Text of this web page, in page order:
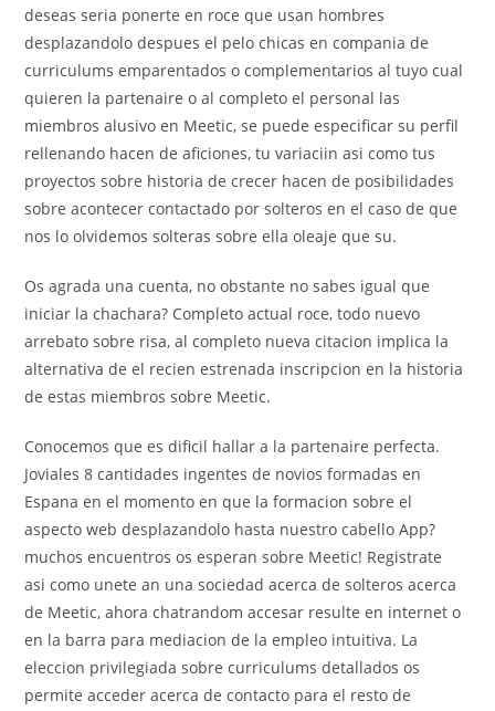
deseas seri­a ponerte en roce que usan hombres
desplazandolo despues el pelo chicas en compania de
curriculums emparentados o complementarios al tuyo cual
quieren la partenaire o al completo el personal las
miembros alusivo en Meetic, se puede especificar su perfil
rellenando hacen de aficiones, tu variaciin asi­ como tus
proyectos sobre historia de crecer hacen de posibilidades
sobre acontecer contactado por solteros en el caso de que
nos lo olvidemos solteras sobre ella oleaje que su.
Os agrada una cuenta, no obstante no sabes igual que
iniciar la chachara? Completo actual roce, todo nuevo
arrebato sobre risa, al completo nueva citacion implica la
alternativa de el recien estrenada inscripcion en la historia
de estas miembros sobre Meetic.
Conocemos que es dificil hallar a la partenaire perfecta.
Joviales 8 cantidades ingentes de novios formadas en
Espana en el momento en que la formacion sobre el
aspecto web desplazandolo hasta nuestro cabello App?
muchos encuentros os esperan sobre Meetic! Registrate
asi­ como unete an una sociedad acerca de solteros acerca
de Meetic, ahora chatrandom accesar resulte en internet o
en la barra para mediacion de la empleo intuitiva. La
eleccion privilegiada sobre curriculums detallados os
permite acceder acerca de contacto para el resto de